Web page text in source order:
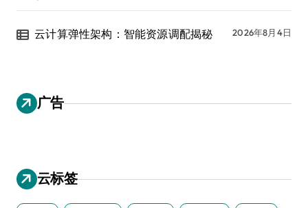
云计算弹性架构：智能资源调配揭秘 2026年8月4日
广告
云标签